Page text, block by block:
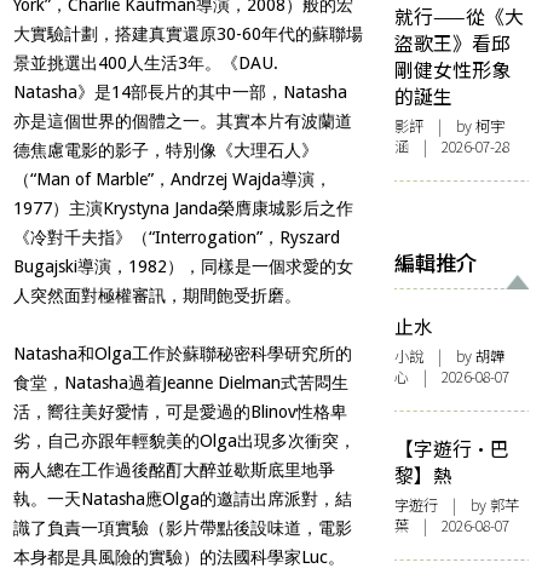
York” ，Charlie Kaufman導演， 2008）般的宏
大實驗計劃，搭建真實還原30-60年代的蘇聯場
景並挑選出400 人生活3年。《DAU.
Natasha》是14部長片的其中一部， Natasha
亦是這個世界的個體之一。其實本片有波蘭道
德焦慮電影的影子，特別像《大理石人》
（“Man of Marble” ，Andrzej Wajda導演，
1977）主演Krystyna Janda榮膺康城影后之作
《冷對千夫指》（“Interrogation” ， Ryszard
Bugajski導演， 1982），同樣是一個求愛的女
人突然面對極權審訊，期間飽受折磨。
Natasha和Olga工作於蘇聯秘密科學研究所的
食堂， Natasha過着Jeanne Dielman式苦悶生
活，嚮往美好愛情，可是愛過的Blinov性格卑
劣，自己亦跟年輕貌美的Olga出現多次衝突，
兩人總在工作過後酩酊大醉並歇斯底里地爭
執。一天Natasha應Olga的邀請出席派對，結
識了負責一項實驗（影片帶點後設味道，電影
本身都是具風險的實驗）的法國科學家Luc。
就行——從《大
盜歌王》看邱
剛健女性形象
的誕生
影評 | by 柯宇
涵 | 2026-07-28
編輯推介
止水
小說 | by 胡韡
心 | 2026-08-07
【字遊行·巴
黎】熱
字遊行 | by 郭芊
葉 | 2026-08-07